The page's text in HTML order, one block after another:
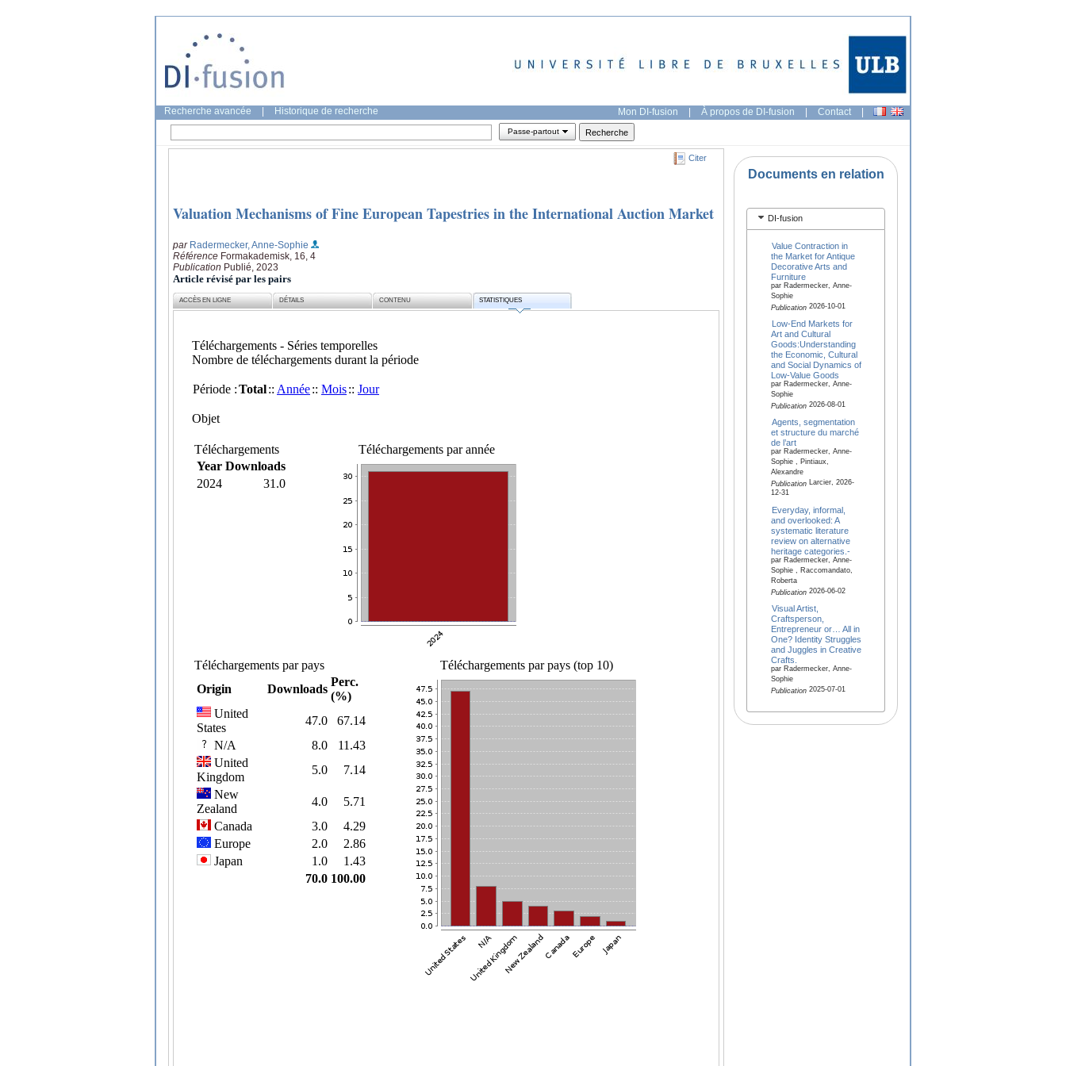
Recherche avancée Historique de recherche Mon DI-fusion | À propos de DI-fusion | Contact |
Passe-partout
Citer
Valuation Mechanisms of Fine European Tapestries in the International Auction Market
par Radermecker, Anne-Sophie
Référence Formakademisk, 16, 4
Publication Publié, 2023
Article révisé par les pairs
ACCÈS EN LIGNE DÉTAILS CONTENU STATISTIQUES
Documents en relation
DI-fusion
Value Contraction in
the Market for Antique
Decorative Arts and
Furniture
par Radermecker, Anne-
Sophie
Publication2026-10-01
Low-End Markets for
Art and Cultural
Goods:Understanding
the Economic, Cultural
and Social Dynamics of
Low-Value Goods
par Radermecker, Anne-
Sophie
Publication2026-08-01
Agents, segmentation
et structure du marché
de l’art
par Radermecker, Anne-
Sophie , Pintiaux,
Alexandre
PublicationLarcier, 2026-
12-31
Everyday, informal,
and overlooked: A
systematic literature
review on alternative
heritage categories.-
par Radermecker, Anne-
Sophie , Raccomandato,
Roberta
Publication2026-06-02
Visual Artist,
Craftsperson,
Entrepreneur or… All in
One? Identity Struggles
and Juggles in Creative
Crafts.
par Radermecker, Anne-
Sophie
Publication2025-07-01